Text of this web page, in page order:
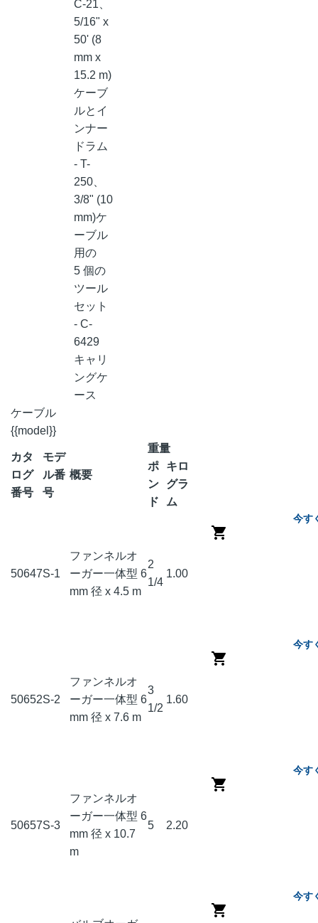
C-21、
5/16" x
50' (8
mm x
15.2 m)
ケーブ
ルとイ
ンナー
ドラム
- T-
250、
3/8" (10
mm)ケ
ーブル
用の
5 個の
ツール
セット
- C-
6429
キャリ
ングケ
ース
ケーブル
{{model}}
カタ
ログ
番号
モデ
ル番
号
概要
重量
ポ
ン
ド
キロ
グラ
ム
50647S-1
ファンネルオ
ーガー一体型 6
mm 径 x 4.5 m
2
1/4
1.00
今す
50652S-2
ファンネルオ
ーガー一体型 6
mm 径 x 7.6 m
3
1/2
1.60
今す
50657S-3
ファンネルオ
ーガー一体型 6
mm 径 x 10.7
m
5 2.20
今す
今す